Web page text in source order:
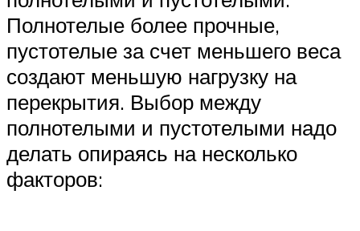
Полнотелые более прочные,
пустотелые за счет меньшего веса
создают меньшую нагрузку на
перекрытия. Выбор между
полнотелыми и пустотелыми надо
делать опираясь на несколько
факторов: